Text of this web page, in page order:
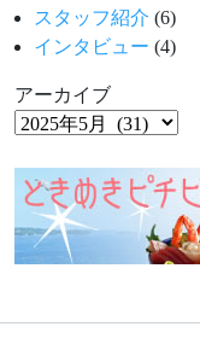
スタッフ紹介 (6)
インタビュー (4)
アーカイブ